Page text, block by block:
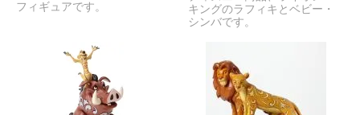
フィギュアです。
キングのラフィキとベビー・
シンバです。